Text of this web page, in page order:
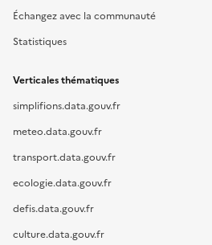
Échangez avec la communauté
Statistiques
Verticales thématiques
simplifions.data.gouv.fr
meteo.data.gouv.fr
transport.data.gouv.fr
ecologie.data.gouv.fr
defis.data.gouv.fr
culture.data.gouv.fr